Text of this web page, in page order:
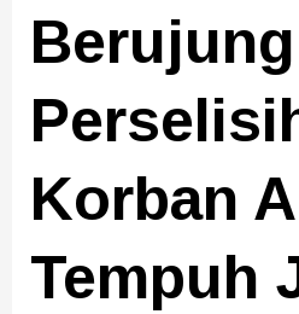
Berujung
Korban
Tempuh